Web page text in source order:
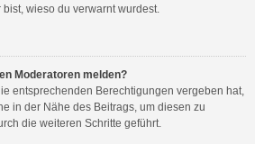
wieso du verwarnt wurdest.
Moderatoren melden?
entsprechenden Berechtigungen vergeben hat,
in der Nähe des Beitrags, um diesen zu
die weiteren Schritte geführt.